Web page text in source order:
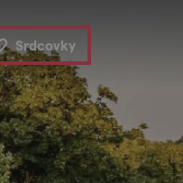
Srdcovky